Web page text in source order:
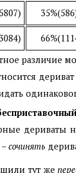
различие
дериваты
–сочинять
тут же